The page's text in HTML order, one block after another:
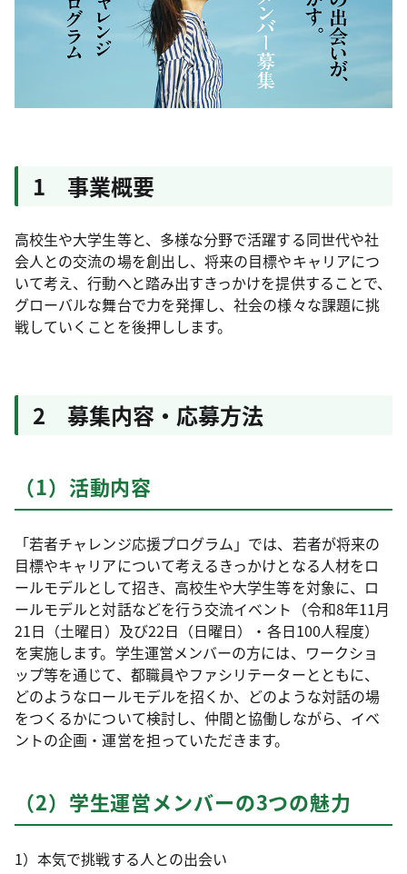
1 事業概要
高校生や大学生等と、多様な分野で活躍する同世代や社
会人との交流の場を創出し、将来の目標やキャリアにつ
いて考え、行動へと踏み出すきっかけを提供することで、
グローバルな舞台で力を発揮し、社会の様々な課題に挑
戦していくことを後押しします。
2 募集内容・応募方法
（1）活動内容
「若者チャレンジ応援プログラム」では、若者が将来の
目標やキャリアについて考えるきっかけとなる人材をロ
ールモデルとして招き、高校生や大学生等を対象に、ロ
ールモデルと対話などを行う交流イベント（令和8年11月
21日（土曜日）及び22日（日曜日）・各日100人程度）
を実施します。学生運営メンバーの方には、ワークショ
ップ等を通じて、都職員やファシリテーターとともに、
どのようなロールモデルを招くか、どのような対話の場
をつくるかについて検討し、仲間と協働しながら、イベ
ントの企画・運営を担っていただきます。
（2）学生運営メンバーの3つの魅力
1）本気で挑戦する人との出会い